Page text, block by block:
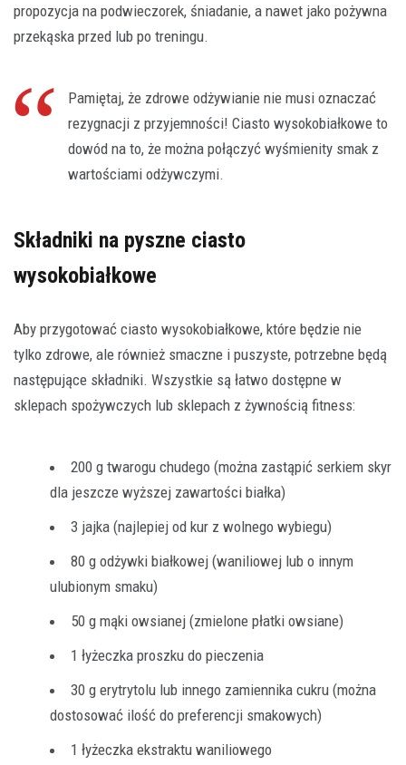
propozycja na podwieczorek, śniadanie, a nawet jako pożywna
przekąska przed lub po treningu.
Pamiętaj, że zdrowe odżywianie nie musi oznaczać
rezygnacji z przyjemności! Ciasto wysokobiałkowe to
dowód na to, że można połączyć wyśmienity smak z
wartościami odżywczymi.
Składniki na pyszne ciasto
wysokobiałkowe
Aby przygotować ciasto wysokobiałkowe, które będzie nie
tylko zdrowe, ale również smaczne i puszyste, potrzebne będą
następujące składniki. Wszystkie są łatwo dostępne w
sklepach spożywczych lub sklepach z żywnością fitness:
200 g twarogu chudego (można zastąpić serkiem skyr
dla jeszcze wyższej zawartości białka)
3 jajka (najlepiej od kur z wolnego wybiegu)
80 g odżywki białkowej (waniliowej lub o innym
ulubionym smaku)
50 g mąki owsianej (zmielone płatki owsiane)
1 łyżeczka proszku do pieczenia
30 g erytrytolu lub innego zamiennika cukru (można
dostosować ilość do preferencji smakowych)
1 łyżeczka ekstraktu waniliowego